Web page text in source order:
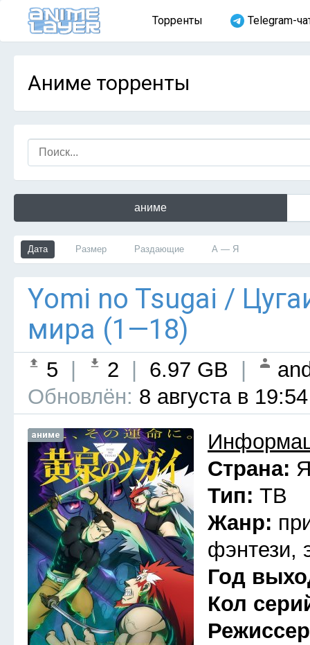
Торренты Telegram-
Аниме торренты
аниме
Дата Размер Раздающие А — Я
Yomi no Tsugai /
мира (1—18)
5 2 6.97 GB
Обновлён: 8 августа в 19:54
аниме
Страна:
Тип: ТВ
Жанр:
фэнтези,
Год
Кол